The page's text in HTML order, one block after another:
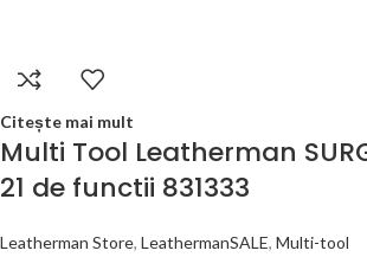
Citește mai mult
Multi Tool Leatherman
21 de functii 831333
Leatherman Store, LeathermanSALE, Multi-tool